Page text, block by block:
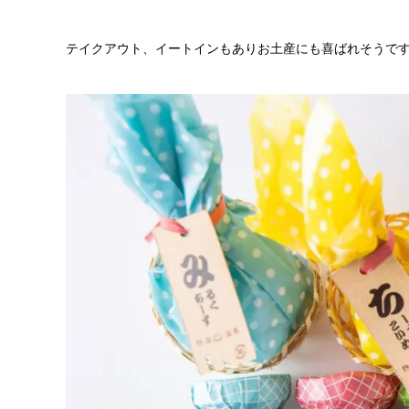
テイクアウト、イートインもありお土産にも喜ばれそうで